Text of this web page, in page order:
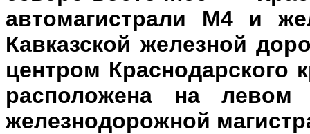
автомагистрали М4 и
Кавказской железной
центром Краснодарского
расположена на левом
железнодорожной